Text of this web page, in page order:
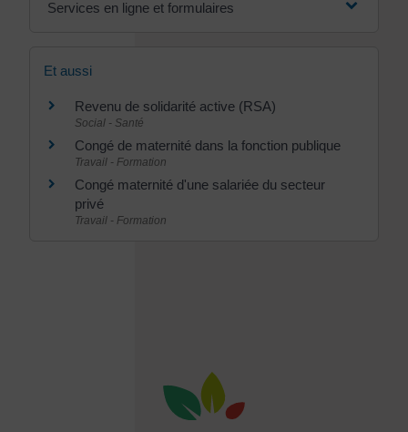
Services en ligne et formulaires
Et aussi
Revenu de solidarité active (RSA)
Social - Santé
Congé de maternité dans la fonction publique
Travail - Formation
Congé maternité d'une salariée du secteur
privé
Travail - Formation